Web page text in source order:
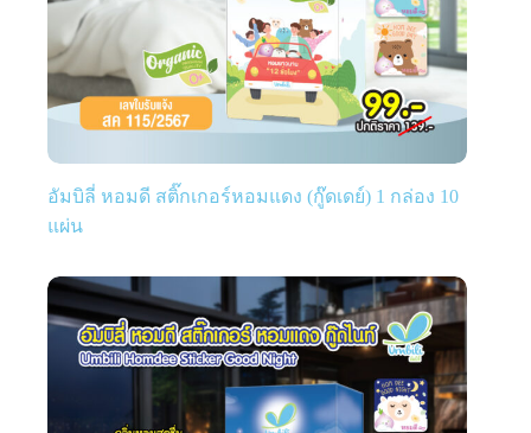
อัมบิลี่ หอมดี สติ๊กเกอร์หอมแดง (กู๊ดเดย์) 1 กล่อง 10
แผ่น